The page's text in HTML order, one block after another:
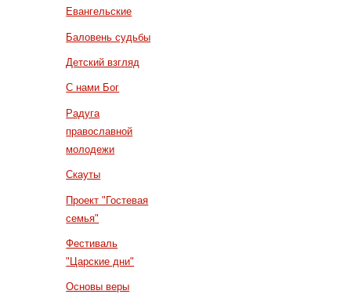
Евангельские
Баловень судьбы
Детский взгляд
С нами Бог
Радуга
православной
молодежи
Скауты
Проект "Гостевая
семья"
Фестиваль
"Царские дни"
Основы веры